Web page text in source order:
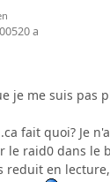
20 a
je me suis pas
fait quoi? Je
le raid0 dans le
reduit en lecture,